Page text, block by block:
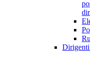
Dirigenti